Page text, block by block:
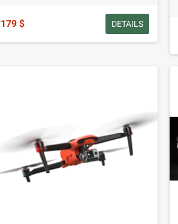
179 $ DETAILS